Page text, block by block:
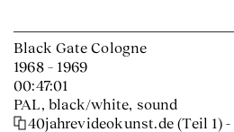
Black Gate Cologne
1968 – 1969
00:47:01
PAL, black/white, sound
40jahrevideokunst.de (Teil 1)